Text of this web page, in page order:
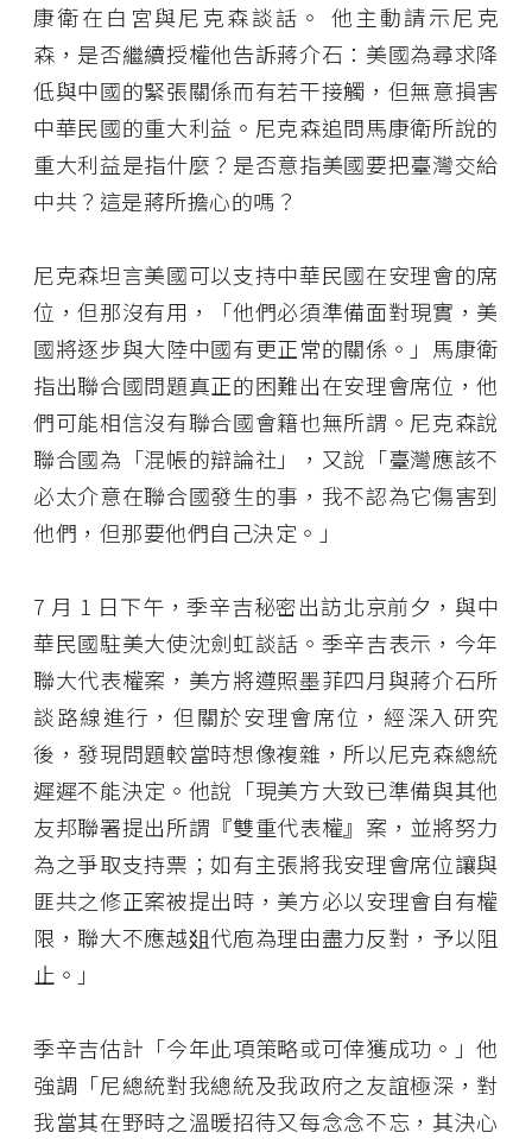
康衛在白宮與尼克森談話。 他主動請示尼克
森，是否繼續授權他告訴蔣介石：美國為尋求降
低與中國的緊張關係而有若干接觸，但無意損害
中華民國的重大利益。尼克森追問馬康衛所說的
重大利益是指什麼？是否意指美國要把臺灣交給
中共？這是蔣所擔心的嗎？
尼克森坦言美國可以支持中華民國在安理會的席
位，但那沒有用，「他們必須準備面對現實，美
國將逐步與大陸中國有更正常的關係。」馬康衛
指出聯合國問題真正的困難出在安理會席位，他
們可能相信沒有聯合國會籍也無所謂。尼克森說
聯合國為「混帳的辯論社」，又說「臺灣應該不
必太介意在聯合國發生的事，我不認為它傷害到
他們，但那要他們自己決定。」
7 月 1 日下午，季辛吉秘密出訪北京前夕，與中
華民國駐美大使沈劍虹談話。季辛吉表示，今年
聯大代表權案，美方將遵照墨菲四月與蔣介石所
談路線進行，但關於安理會席位，經深入研究
後，發現問題較當時想像複雜，所以尼克森總統
遲遲不能決定。他說「現美方大致已準備與其他
友邦聯署提出所謂『雙重代表權』案，並將努力
為之爭取支持票；如有主張將我安理會席位讓與
匪共之修正案被提出時，美方必以安理會自有權
限，聯大不應越爼代庖為理由盡力反對，予以阻
止。」
季辛吉估計「今年此項策略或可倖獲成功。」他
強調「尼總統對我總統及我政府之友誼極深，對
我當其在野時之溫暖招待又每念念不忘，其決心